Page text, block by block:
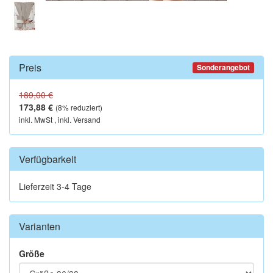
Preis Sonderangebot
189,00 €
173,88 € (8% reduziert)
inkl. MwSt , inkl. Versand
Verfügbarkeit
Lieferzeit 3-4 Tage
Varianten
Größe